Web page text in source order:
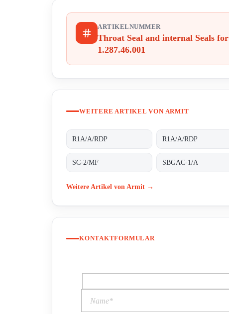
ARTIKELNUMMER
Throat Seal and internal Seals for
1.287.46.001
WEITERE ARTIKEL VON ARMIT
R1A/A/RDP R1A/A/RDP
SC-2/MF SBGAC-1/A
Weitere Artikel von Armit →
KONTAKTFORMULAR